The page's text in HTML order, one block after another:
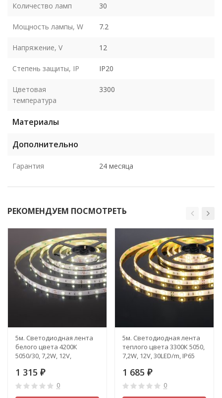
Количество ламп 30
Мощность лампы, W 7.2
Напряжение, V 12
Степень защиты, IP IP20
Цветовая
температура
3300
Материалы
Дополнительно
Гарантия 24 месяца
РЕКОМЕНДУЕМ ПОСМОТРЕТЬ
5м. Светодиодная лента
белого цвета 4200К
5050/30, 7,2W, 12V,
Elektrostandard (a050583)
1 315 ₽
0
5м. Светодиодная лента
теплого цвета 3300К 5050,
7,2W, 12V, 30LED/m, IP65
1 685 ₽
0